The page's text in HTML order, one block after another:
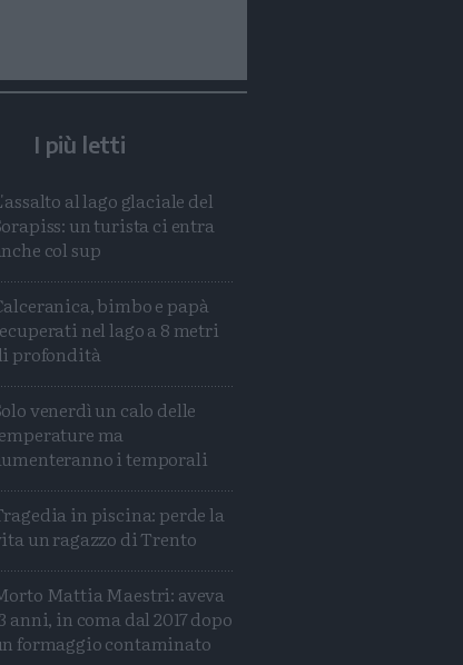
I più letti
al lago glaciale del
un turista ci entra
col sup
bimbo e papà
nel lago a 8 metri
profondità
venerdì un calo delle
ma
i temporali
in piscina: perde la
un ragazzo di Trento
Mattia Maestri: aveva
anni, in coma dal 2017 dopo
formaggio contaminato